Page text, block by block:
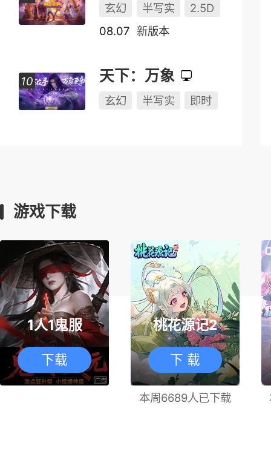
玄幻 半写实
2.5D
08.07 新版本
天下：万象
玄幻 半写实 即时
游戏下载
1人1鬼服
下载
桃花源记2
下 载
本周6689人已下载